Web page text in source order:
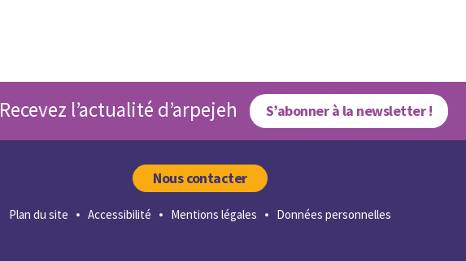
Recevez l’actualité d’arpejeh S’abonner à la newsletter !
Nous contacter
Plan du site Accessibilité Mentions légales Données personnelles